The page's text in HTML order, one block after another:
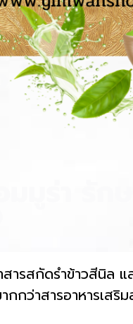
รสกัดรำข้าวสีนิล แ
กว่าสารอาหารเสริ